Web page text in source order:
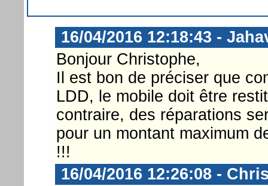
16/04/2016 12:18:43 -
Bonjour Christophe,
Il est bon de préciser que
LDD, le mobile doit être
contraire, des réparations
pour un montant maximum
!!!
16/04/2016 12:26:08 -